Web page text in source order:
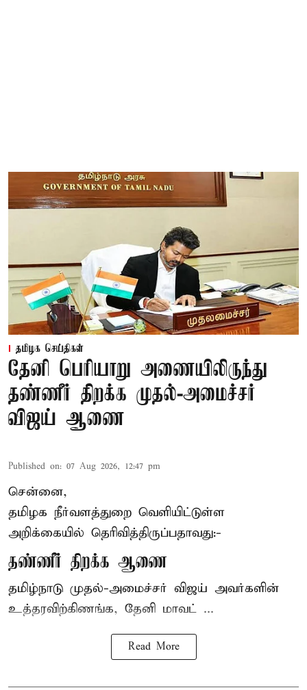
தமிழக செய்திகள்
தேனி பெரியாறு அணையிலிருந்து
தண்ணீர் திறக்க முதல்-அமைச்சர்
விஜய் ஆணை
Published on: 07 Aug 2026, 12:47 pm
சென்னை,
தமிழக நீர்வளத்துறை வெளியிட்டுள்ள
அறிக்கையில் தெரிவித்திருப்பதாவது:-
தண்ணீர் திறக்க ஆணை
தமிழ்நாடு முதல்-அமைச்சர் விஜய் அவர்களின்
உத்தரவிற்கிணங்க, தேனி மாவட் ...
Read More